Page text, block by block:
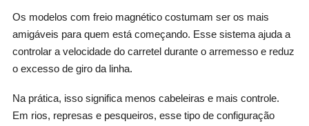
Os modelos com freio magnético costumam ser os mais
amigáveis para quem está começando. Esse sistema ajuda a
controlar a velocidade do carretel durante o arremesso e reduz
o excesso de giro da linha.
Na prática, isso significa menos cabeleiras e mais controle.
Em rios, represas e pesqueiros, esse tipo de configuração